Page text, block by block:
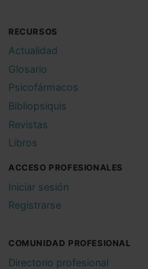
RECURSOS
Actualidad
Glosario
Psicofármacos
Bibliopsiquis
Revistas
Libros
ACCESO PROFESIONALES
Iniciar sesión
Registrarse
COMUNIDAD PROFESIONAL
Directorio profesional